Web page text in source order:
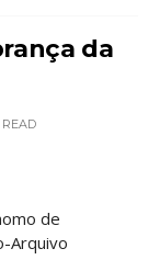
da
READ
de
Arquivo